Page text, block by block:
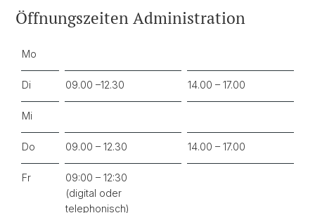
Öffnungszeiten Administration
Mo
Di 09.00 –12.30 14.00 – 17.00
Mi
Do 09.00 – 12.30 14.00 – 17.00
Fr
09:00 – 12:30
(digital oder
telephonisch)